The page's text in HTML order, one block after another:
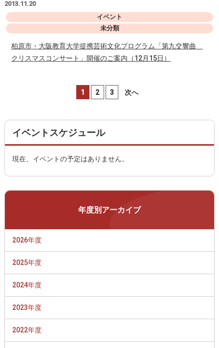
2013.11.20
イベント
未分類
柏原市・大阪教育大学提携芸術文化プログラム「第九交響曲
クリスマスコンサート」開催のご案内（12月15日）
1 2 3 次へ
イベントスケジュール
現在、イベントの予定はありません。
年度別アーカイブ
2026年度
2025年度
2024年度
2023年度
2022年度